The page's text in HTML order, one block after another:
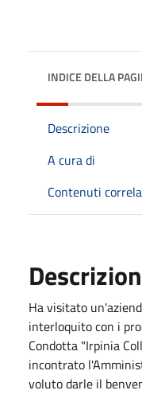
INDICE DELLA
Descrizione
A cura di
Contenuti
Ha visitato
interloquito con i
Condotta "Irpinia
incontrato
voluto darle il